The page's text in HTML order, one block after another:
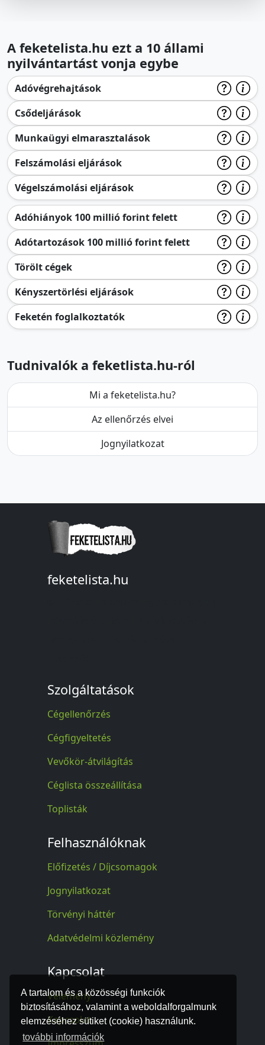
A tartalom és a közösségi funkciók
biztosításához, valamint a weboldalforgalmunk
elemzéséhez sütiket (cookie) használunk.
további információk
A feketelista.hu ezt a 10 állami
nyilvántartást vonja egybe
Adóvégrehajtások
Csődeljárások
Munkaügyi elmarasztalások
Felszámolási eljárások
Végelszámolási eljárások
Adóhiányok 100 millió forint felett
Adótartozások 100 millió forint felett
Törölt cégek
Kényszertörlési eljárások
Feketén foglalkoztatók
Tudnivalók a feketlista.hu-ról
Mi a feketelista.hu?
Az ellenőrzés elvei
Jognyilatkozat
feketelista.hu
Szolgáltatások
Cégellenőrzés
Cégfigyeltetés
Vevőkör-átvilágítás
Céglista összeállítása
Toplisták
Felhasználóknak
Előfizetés / Díjcsomagok
Jognyilatkozat
Törvényi háttér
Adatvédelmi közlemény
Kapcsolat
Vélemény
Kapcsolat